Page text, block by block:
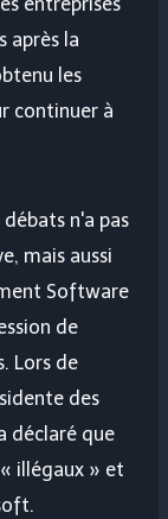
entreprises
après la
les
continuer à
n'a pas
mais aussi
Software
de
Lors de
des
déclaré que
illégaux » et